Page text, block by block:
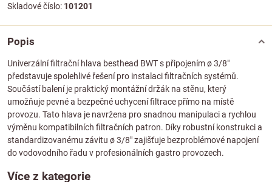
Skladové číslo: 101201
Popis
Univerzální filtrační hlava besthead BWT s připojením ø 3/8"
představuje spolehlivé řešení pro instalaci filtračních systémů.
Součástí balení je praktický montážní držák na stěnu, který
umožňuje pevné a bezpečné uchycení filtrace přímo na místě
provozu. Tato hlava je navržena pro snadnou manipulaci a rychlou
výměnu kompatibilních filtračních patron. Díky robustní konstrukci a
standardizovanému závitu ø 3/8" zajišťuje bezproblémové napojení
do vodovodního řadu v profesionálních gastro provozech.
Více z kategorie